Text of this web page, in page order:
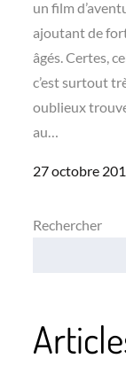
un film
ajoutant de
âgés. Certes,
c’est surtout
oublieux
au…
Posted
27 octobre
Rechercher